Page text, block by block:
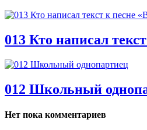
013 Кто написал
012 Школьный
Нет пока комментариев